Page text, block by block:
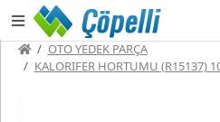
OTO YEDEK PARÇA
KALORIFER HORTUMU (R15137)